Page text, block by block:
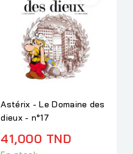
Astérix - Le Domaine des
dieux - n°17
41,000 TND